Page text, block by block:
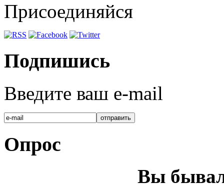
Присоединяйся
Подпишись
Введите ваш e-mail
Опрос
Вы